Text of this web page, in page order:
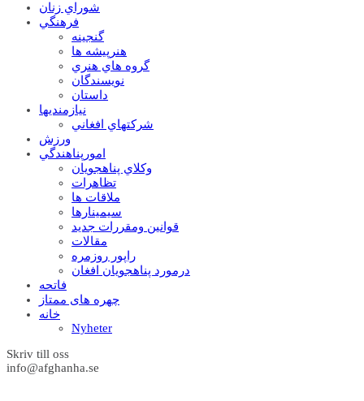
شوراي زنان
فرهنگي
گنجينه
هنرپيشه ها
گروه هاي هنري
نويسندگان
داستان
نيازمنديها
شرکتهاي افغاني
ورزش
امورپناهندگي
وکلاي پناهجويان
تظاهرات
ملاقات ها
سيمينارها
قوانين ومقررات جديد
مقالات
راپور روزمره
درمورد پناهجويان افغان
فاتحه
چهره های ممتاز
خانه
Nyheter
Skriv till oss
info@afghanha.se